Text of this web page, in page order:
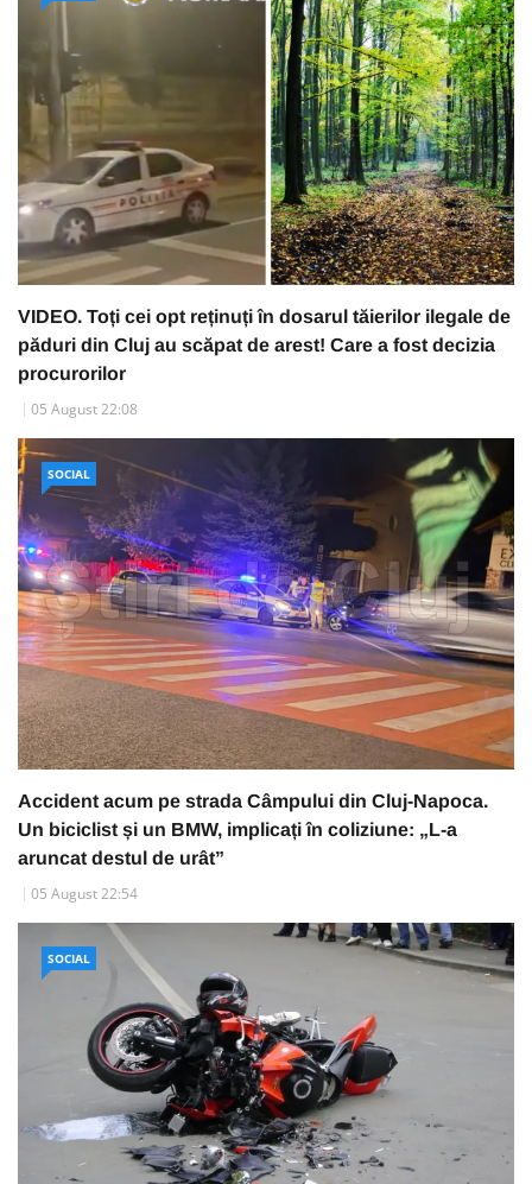
VIDEO. Toți cei opt reținuți în dosarul tăierilor ilegale de
păduri din Cluj au scăpat de arest! Care a fost decizia
procurorilor
05 August 22:08
SOCIAL
Accident acum pe strada Câmpului din Cluj-Napoca.
Un biciclist și un BMW, implicați în coliziune: „L-a
aruncat destul de urât”
05 August 22:54
SOCIAL